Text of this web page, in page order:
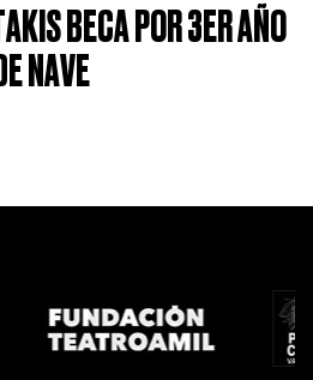
BECA POR 3ER AÑO
NAVE